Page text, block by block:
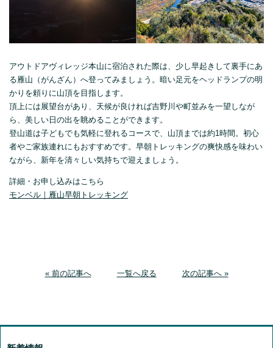
アウトドアヴィレッジ本山に宿泊された際は、少し早起きして裏手にあ
る雁山（がんざん）へ登ってみましょう。暗い足元をヘッドランプの明
かりを頼りに山頂を目指します。
頂上には展望台があり、天候が良ければ吉野川や町並みを一望しなが
ら、美しい日の出を眺めることができます。
登山道は子どもでも気軽に登れるコースで、山頂までは約1時間。初心
者やご家族連れにもおすすめです。早朝トレッキングの爽快感を味わい
ながら、新年を清々しい気持ちで迎えましょう。
詳細・お申し込みはこちら
モンベル｜雁山早朝トレッキング
« 前の記事へ 一覧へ戻る 次の記事へ »